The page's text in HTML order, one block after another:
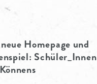
Homepage und
Schüler_Innen